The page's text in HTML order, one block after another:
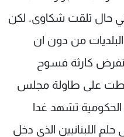
حال تلقت شكاوى. لكن
من دون ان
تفرض كارثة فسوح
حطت على طاولة مجلس
الحكومية تشهد غدا
اللبنانيين الذي دخل